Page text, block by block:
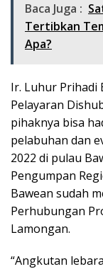
Baca Juga :
Tertibkan
Apa?
Ir. Luhur Prihadi
Pelayaran
pihaknya bisa
pelabuhan dan
2022 di pulau
Pengumpan
Bawean sudah
Perhubungan
Lamongan.
“Angkutan